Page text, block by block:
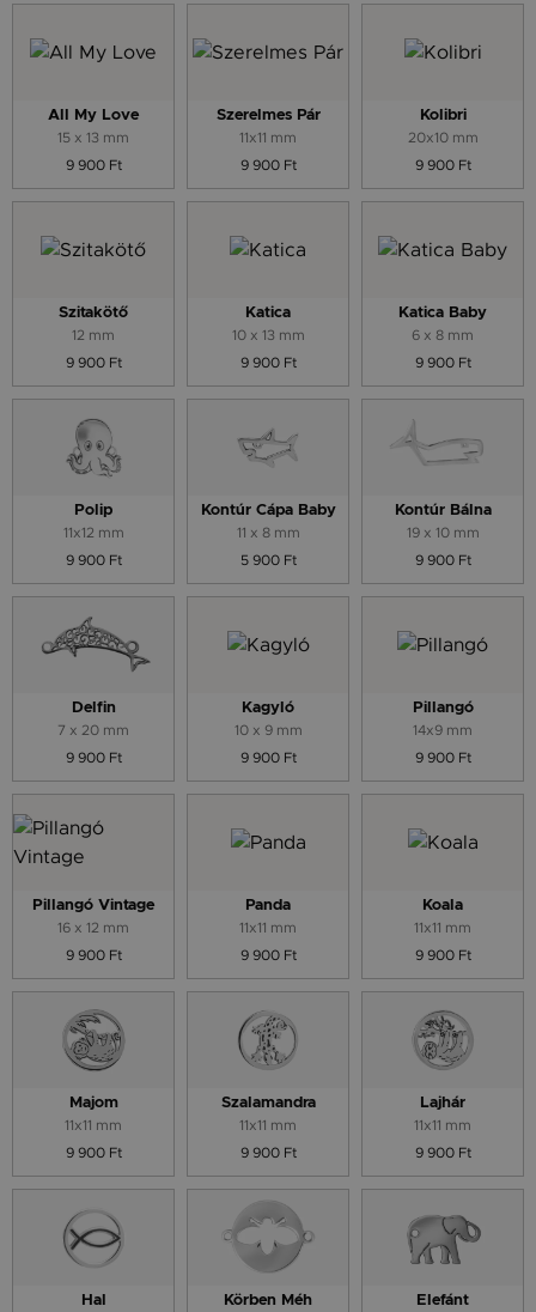
All My Love
15 x 13 mm
9 900 Ft
Szerelmes Pár
11x11 mm
9 900 Ft
Kolibri
20x10 mm
9 900 Ft
Szitakötő
12 mm
9 900 Ft
Katica
10 x 13 mm
9 900 Ft
Katica Baby
6 x 8 mm
9 900 Ft
Polip
11x12 mm
9 900 Ft
Kontúr Cápa Baby
11 x 8 mm
5 900 Ft
Kontúr Bálna
19 x 10 mm
9 900 Ft
Delfin
7 x 20 mm
9 900 Ft
Kagyló
10 x 9 mm
9 900 Ft
Pillangó
14x9 mm
9 900 Ft
Pillangó Vintage
16 x 12 mm
9 900 Ft
Panda
11x11 mm
9 900 Ft
Koala
11x11 mm
9 900 Ft
Majom
11x11 mm
9 900 Ft
Szalamandra
11x11 mm
9 900 Ft
Lajhár
11x11 mm
9 900 Ft
Hal Körben Méh Elefánt